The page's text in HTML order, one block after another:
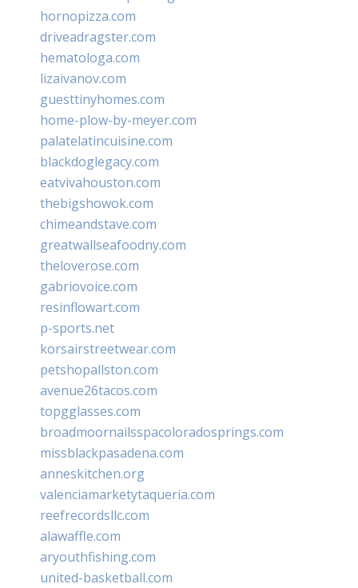
hornopizza.com
driveadragster.com
hematologa.com
lizaivanov.com
guesttinyhomes.com
home-plow-by-meyer.com
palatelatincuisine.com
blackdoglegacy.com
eatvivahouston.com
thebigshowok.com
chimeandstave.com
greatwallseafoodny.com
theloverose.com
gabriovoice.com
resinflowart.com
p-sports.net
korsairstreetwear.com
petshopallston.com
avenue26tacos.com
topgglasses.com
broadmoornailsspacoloradosprings.com
missblackpasadena.com
anneskitchen.org
valenciamarketytaqueria.com
reefrecordsllc.com
alawaffle.com
aryouthfishing.com
united-basketball.com